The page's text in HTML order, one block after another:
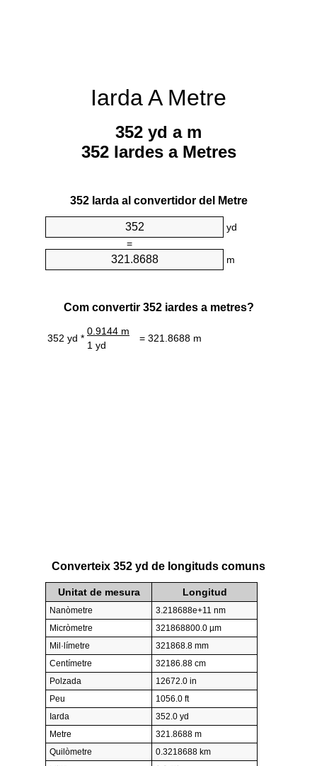
Iarda A Metre
352 yd a m
352 Iardes a Metres
352 Iarda al convertidor del Metre
yd
=
m
Com convertir 352 iardes a metres?
352 yd *
0.9144 m
= 321.8688 m
1 yd
Converteix 352 yd de longituds comuns
Unitat de mesura Longitud
Nanòmetre
3.218688e+11 nm
Micròmetre
321868800.0 µm
Mil·límetre
321868.8 mm
Centímetre
32186.88 cm
Polzada
12672.0 in
Peu
1056.0 ft
Iarda
352.0 yd
Metre
321.8688 m
Quilòmetre
0.3218688 km